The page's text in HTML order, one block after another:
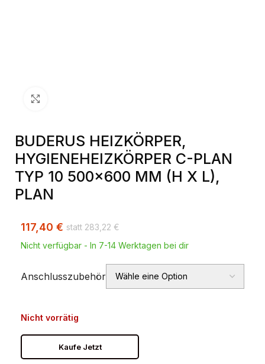
BUDERUS HEIZKÖRPER,
HYGIENEHEIZKÖRPER C-PLAN
TYP 10 500×600 MM (H X L),
PLAN
283,22 €
117,40 €
Nicht verfügbar - In 7-14 Werktagen bei dir
Anschlusszubehör
Nicht vorrätig
Kaufe Jetzt